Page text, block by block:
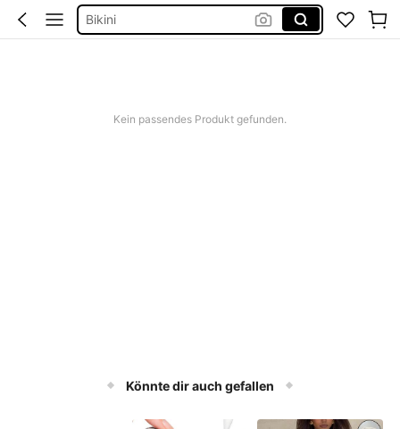
Bikini
Kein passendes Produkt gefunden.
Könnte dir auch gefallen